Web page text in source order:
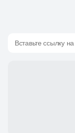
Вставьте ссылку